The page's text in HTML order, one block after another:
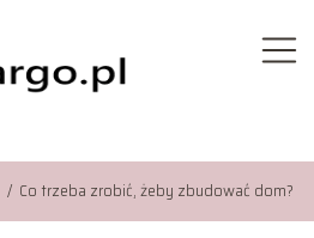
/ Co trzeba zrobić, żeby zbudować dom?